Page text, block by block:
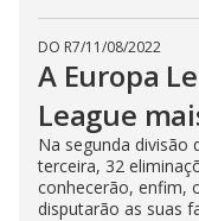
DO R7/11/08/2022
A Europa
League
Na segunda divisão
terceira, 32
conhecerão, enfim,
disputarão as suas